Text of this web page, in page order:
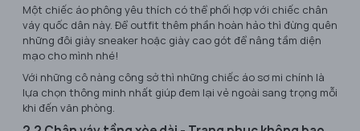
Một chiếc áo phông yêu thích có thể phối hợp với chiếc chân
váy quốc dân này. Để outfit thêm phần hoàn hảo thì đừng quên
những đôi giày sneaker hoặc giày cao gót để nâng tầm diện
mạo cho mình nhé!
Với những cô nàng công sở thì những chiếc áo sơ mi chính là
lựa chọn thông minh nhất giúp đem lại vẻ ngoài sang trọng mỗi
khi đến văn phòng.